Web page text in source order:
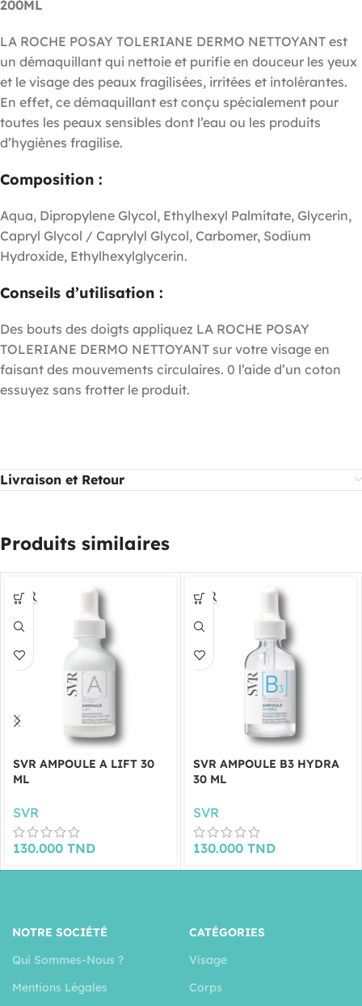
200ML
LA ROCHE POSAY TOLERIANE DERMO NETTOYANT est
un démaquillant qui nettoie et purifie en douceur les yeux
et le visage des peaux fragilisées, irritées et intolérantes.
En effet, ce démaquillant est conçu spécialement pour
toutes les peaux sensibles dont l’eau ou les produits
d’hygiènes fragilise.
Composition :
Aqua, Dipropylene Glycol, Ethylhexyl Palmitate, Glycerin,
Capryl Glycol / Caprylyl Glycol, Carbomer, Sodium
Hydroxide, Ethylhexylglycerin.
Conseils d’utilisation :
Des bouts des doigts appliquez LA ROCHE POSAY
TOLERIANE DERMO NETTOYANT sur votre visage en
faisant des mouvements circulaires. 0 l’aide d’un coton
essuyez sans frotter le produit.
Livraison et Retour
Produits similaires
SVR AMPOULE A LIFT 30
ML
SVR
130.000 TND
SVR AMPOULE B3 HYDRA
30 ML
SVR
130.000 TND
NOTRE SOCIÉTÉ
Qui Sommes-Nous ?
Mentions Légales
CATÉGORIES
Visage
Corps